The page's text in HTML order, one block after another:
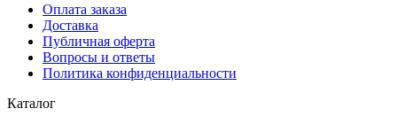
Оплата заказа
Доставка
Публичная оферта
Вопросы и ответы
Политика конфиденциальности
Каталог